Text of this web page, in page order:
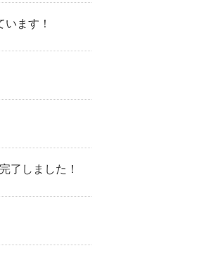
ます！
了しました！